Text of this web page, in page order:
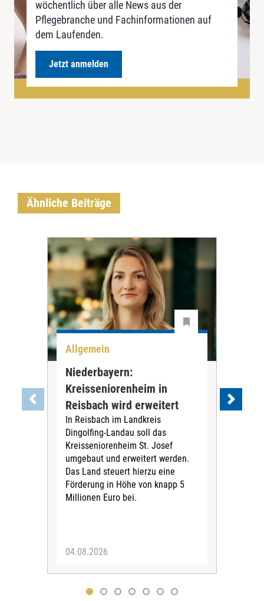
wöchentlich über alle News aus der
Pflegebranche und Fachinformationen auf
dem Laufenden.
Jetzt anmelden
Ähnliche Beiträge
Allgemein
Niederbayern:
Kreisseniorenheim in
Reisbach wird erweitert
In Reisbach im Landkreis
Dingolfing-Landau soll das
Kreisseniorenheim St. Josef
umgebaut und erweitert werden.
Das Land steuert hierzu eine
Förderung in Höhe von knapp 5
Millionen Euro bei.
04.08.2026